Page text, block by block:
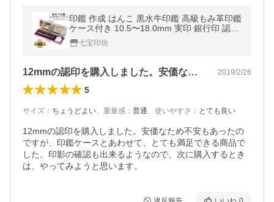
印鑑 作成 はんこ 黒水牛印鑑 高級もみ革印鑑
ケース付き 10.5〜18.0mm 実印 銀行印 認印
印鑑セット 送料無料 日用品
七宝印坊
12mmの認印を購入しました。安価なた… 2019/2/26
5
サイズ ： ちょうどよい、 重量感 ： 普通、 使いやすさ ： とても良い
12mmの認印を購入しました。安価なため不安もあったの
ですが、印鑑ケースとあわせて、とても満足できる商品で
した。印影の確認も出来るようなので、次に購入するとき
は、やってみようと思います。